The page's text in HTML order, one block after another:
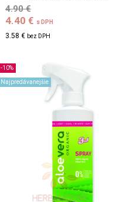
4.90 €
4.40 € s DPH
3.58 € bez DPH
-10%
Najpredávanejšie